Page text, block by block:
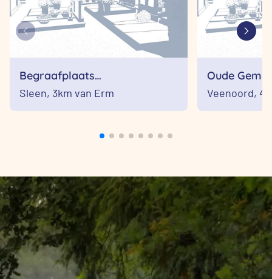
Begraafplaats
Sleen;Uitvaartcentrum Sleen
Sleen, 3km van Erm
Oude
Veenoord,